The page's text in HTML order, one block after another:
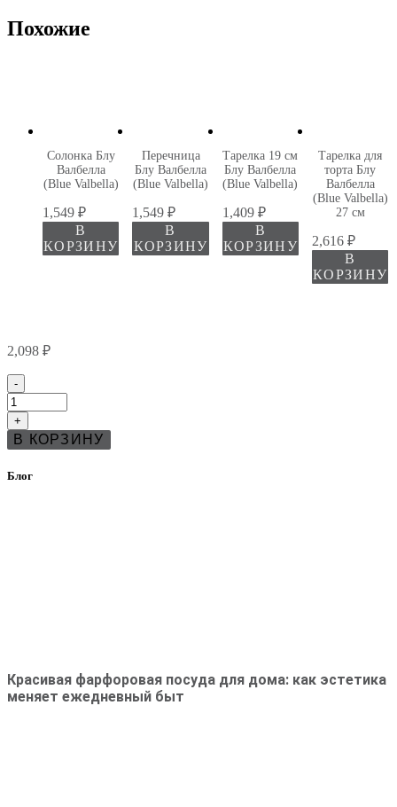
Похожие
Солонка Блу
Валбелла
(Blue Valbella)
1,549 ₽
В
КОРЗИНУ
Перечница
Блу Валбелла
(Blue Valbella)
1,549₽
В
КОРЗИНУ
Тарелка 19 см
Блу Валбелла
(Blue Valbella)
1,409 ₽
В
КОРЗИНУ
Тарелка для
торта Блу
Валбелла
(Blue Valbella)
27 см
2,616 ₽
В
КОРЗИНУ
2,098 ₽
Количество
товара
Тарелка
28
см
Блю
-
+
В КОРЗИНУ
Блог
Красивая фарфоровая посуда для дома: как эстетика
меняет ежедневный быт